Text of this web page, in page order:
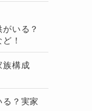
いる？
！
族構成
？実家